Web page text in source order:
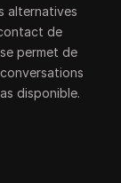
alternatives
de
permet de
disponible.